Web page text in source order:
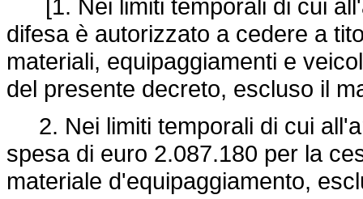
[1. Nei limiti temporali di cui
difesa è autorizzato a cedere a
materiali, equipaggiamenti e
del presente decreto, escluso il
2. Nei limiti temporali di cui
spesa di euro 2.087.180 per la
materiale d'equipaggiamento,